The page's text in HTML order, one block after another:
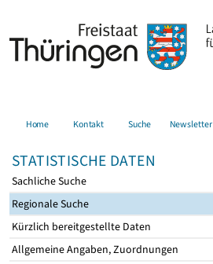
Home Kontakt Suche Newsletter
STATISTISCHE DATEN
Sachliche Suche
Regionale Suche
Kürzlich bereitgestellte Daten
Allgemeine Angaben, Zuordnungen